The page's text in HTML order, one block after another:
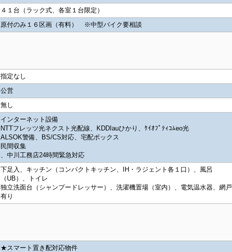
４１台（ラック式、各室１台限定）
原付のみ１６区画（有料） ※中型バイク要相談
指定なし
公営
無し
インターネット設備
NTTフレッツ光ネクスト光配線、KDDIauひかり、ｹｲｵﾌﾟﾃｨｺﾑeo光
ALSOK警備、BS/CS対応、宅配ボックス
民間収集
、中川工務店24時間緊急対応
下足入、キッチン（コンパクトキッチン、IH・ラジェント各１口）、風呂
（UB）、トイレ
独立洗面台（シャンプードレッサー）、洗濯機置場（室内）、電気温水器、網戸
有り
★スマート置き配対応物件